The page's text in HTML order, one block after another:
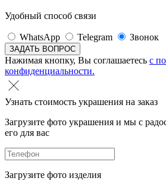
Удобный способ связи
WhatsApp Telegram Звонок
Нажимая кнопку, Вы соглашаетесь с
конфиденциальности.
Узнать стоимость украшения на заказ
Загрузите фото украшения и мы с
его для вас
Загрузите фото изделия